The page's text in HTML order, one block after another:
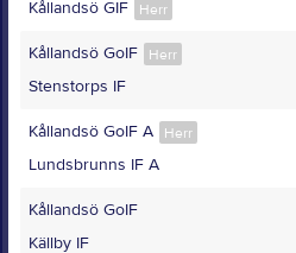
Herr
Kållandsö GIF
Herr
Kållandsö GoIF
Stenstorps IF
Herr
Kållandsö GoIF A
Lundsbrunns IF A
Kållandsö GoIF
Källby IF